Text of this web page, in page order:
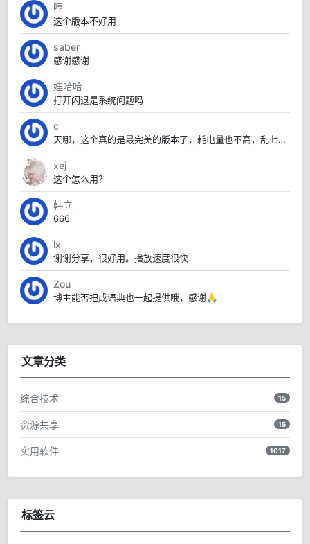
哼
这个版本不好用
saber
感谢感谢
娃哈哈
打开闪退是系统问题吗
c
天哪，这个真的是最完美的版本了，耗电量也不高，乱七八糟的也没有，太赞了
xej
这个怎么用？
韩立
666
lx
谢谢分享，很好用。播放速度很快
Zou
博主能否把成语典也一起提供哦，感谢🙏
文章分类
综合技术 15
资源共享 15
实用软件 1017
标签云